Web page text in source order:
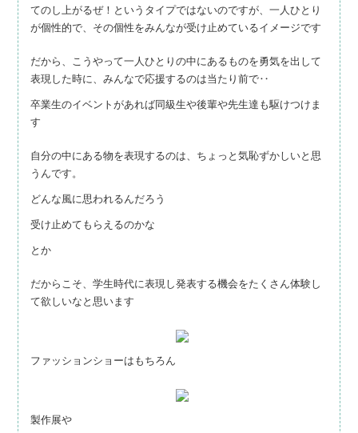
てのし上がるぜ！というタイプではないのですが、一人ひとり
が個性的で、その個性をみんなが受け止めているイメージです
だから、こうやって一人ひとりの中にあるものを勇気を出して
表現した時に、みんなで応援するのは当たり前で‥
卒業生のイベントがあれば同級生や後輩や先生達も駆けつけま
す
自分の中にある物を表現するのは、ちょっと気恥ずかしいと思
うんです。
どんな風に思われるんだろう
受け止めてもらえるのかな
とか
だからこそ、学生時代に表現し発表する機会をたくさん体験し
て欲しいなと思います
ファッションショーはもちろん
製作展や